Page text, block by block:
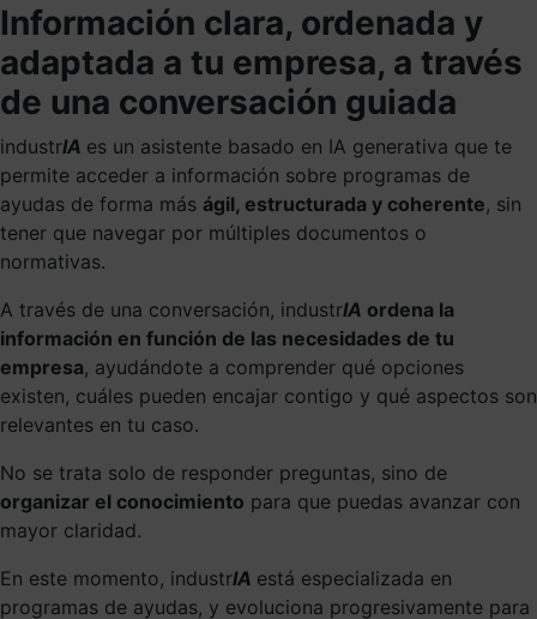
Información clara, ordenada y
adaptada a tu empresa, a través
de una conversación guiada
industrIA es un asistente basado en IA generativa que te
permite acceder a información sobre programas de
ayudas de forma más ágil, estructurada y coherente, sin
tener que navegar por múltiples documentos o
normativas.
A través de una conversación, industrIA ordena la
información en función de las necesidades de tu
empresa, ayudándote a comprender qué opciones
existen, cuáles pueden encajar contigo y qué aspectos son
relevantes en tu caso.
No se trata solo de responder preguntas, sino de
organizar el conocimiento para que puedas avanzar con
mayor claridad.
En este momento, industrIA está especializada en
programas de ayudas, y evoluciona progresivamente para